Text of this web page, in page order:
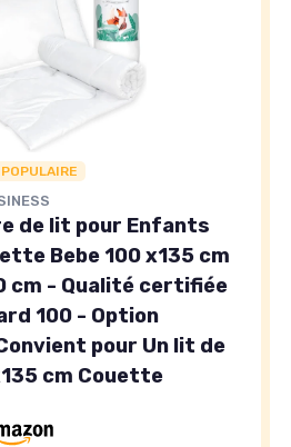
POPULAIRE
de lit pour Enfants
Bebe 100 x135 cm
cm - Qualité certifiée
100 - Option
pour Un lit de
cm Couette